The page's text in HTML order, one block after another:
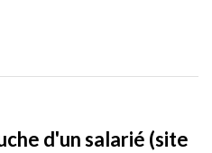
d'un salarié (site